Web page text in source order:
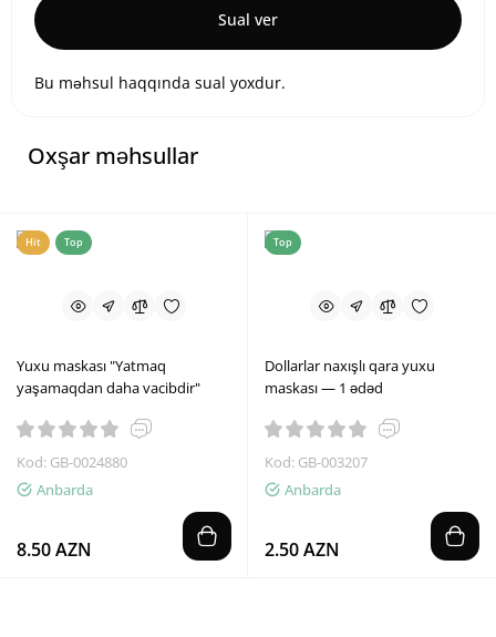
Sual ver
Bu məhsul haqqında sual yoxdur.
Oxşar məhsullar
Hit Top
Yuxu maskası "Yatmaq
yaşamaqdan daha vacibdir"
Kod: GB-0024880
Anbarda
8.50 AZN
Top
Dollarlar naxışlı qara yuxu
maskası — 1 ədəd
Kod: GB-003207
Anbarda
2.50 AZN